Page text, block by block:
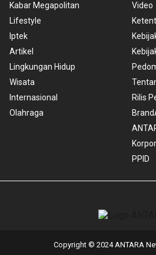
Kabar Megapolitan
Lifestyle
Iptek
Artikel
Lingkungan Hidup
Wisata
Internasional
Olahraga
Video
Rilis
PPID
Copyright © 2024 ANTARA